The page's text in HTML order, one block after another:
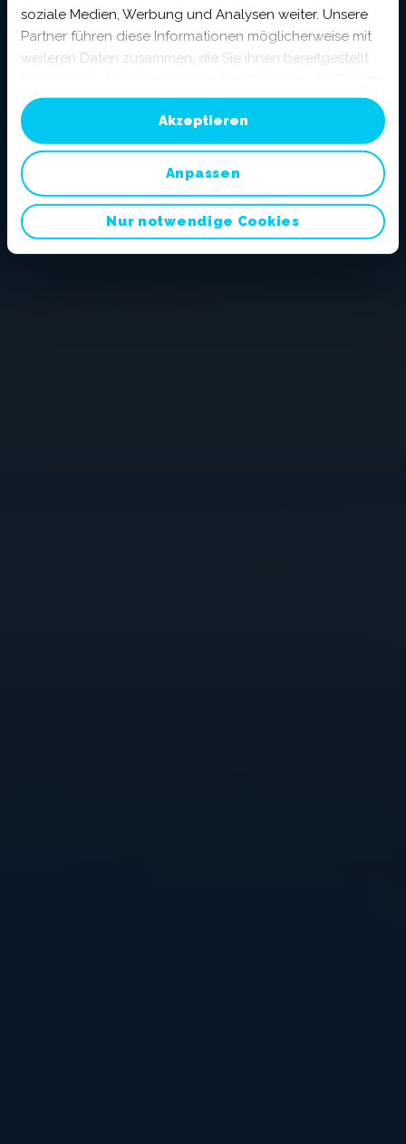
soziale Medien, Werbung und Analysen weiter. Unsere
Partner führen diese Informationen möglicherweise mit
weiteren Daten zusammen, die Sie ihnen bereitgestellt
gesammelt haben. Sie geben Einwilligung zu unseren
Cookies, wenn Sie unsere Webseite weiterhin nutzen.
Mehr erfahren:Impressum||Datenschutz
Akzeptieren
Anpassen
Nur notwendige Cookies